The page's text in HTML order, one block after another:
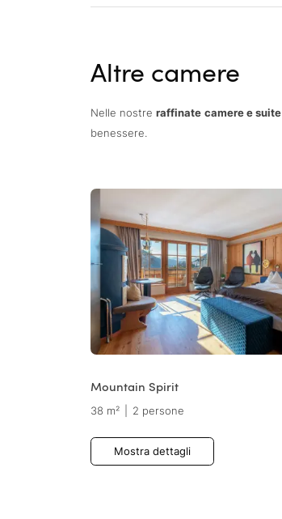
Altre camere
Nelle nostre raffinate camere e suite
benessere.
Mountain Spirit
38 m² 2 persone
Mostra dettagli